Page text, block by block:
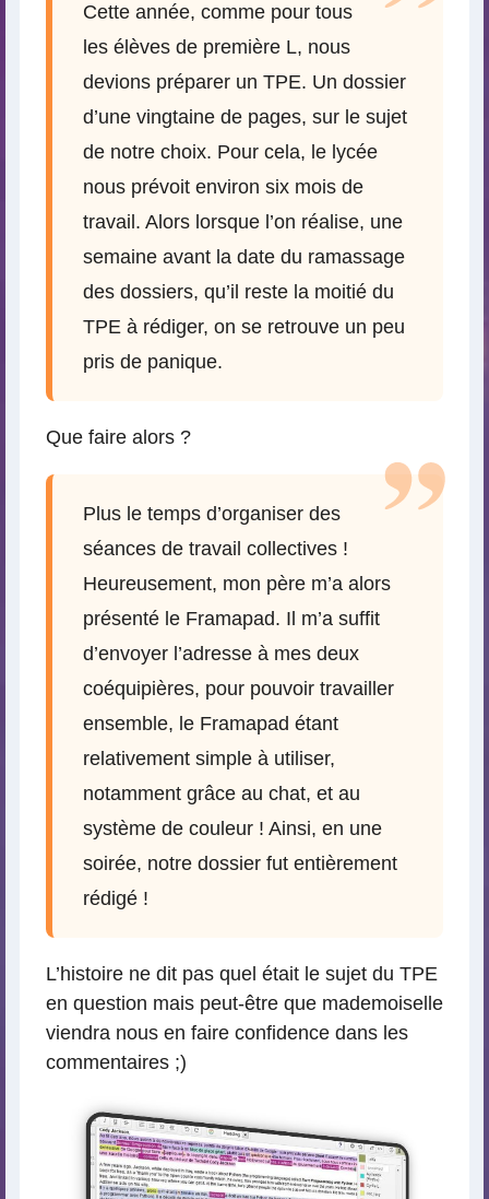
Cette année, comme pour tous
les élèves de première L, nous
devions préparer un TPE. Un dossier
d’une vingtaine de pages, sur le sujet
de notre choix. Pour cela, le lycée
nous prévoit environ six mois de
travail. Alors lorsque l’on réalise, une
semaine avant la date du ramassage
des dossiers, qu’il reste la moitié du
TPE à rédiger, on se retrouve un peu
pris de panique.
Que faire alors ?
Plus le temps d’organiser des
séances de travail collectives !
Heureusement, mon père m’a alors
présenté le Framapad. Il m’a suffit
d’envoyer l’adresse à mes deux
coéquipières, pour pouvoir travailler
ensemble, le Framapad étant
relativement simple à utiliser,
notamment grâce au chat, et au
système de couleur ! Ainsi, en une
soirée, notre dossier fut entièrement
rédigé !
L’histoire ne dit pas quel était le sujet du TPE
en question mais peut-être que mademoiselle
viendra nous en faire confidence dans les
commentaires ;)